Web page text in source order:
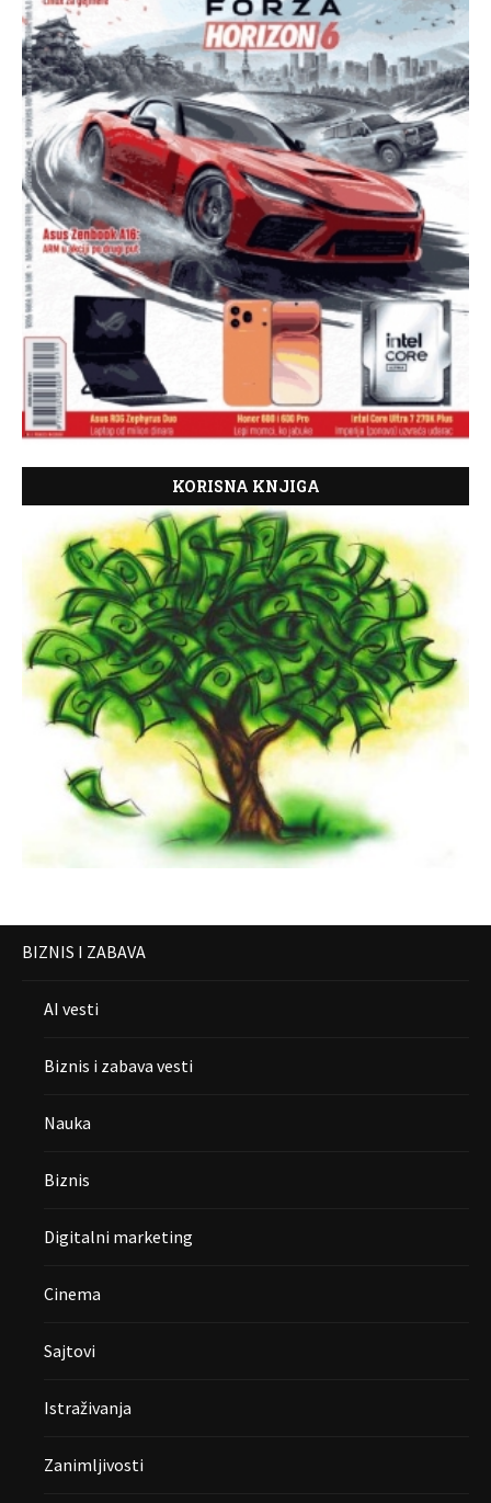
KORISNA KNJIGA
BIZNIS I ZABAVA
AI vesti
Biznis i zabava vesti
Nauka
Biznis
Digitalni marketing
Cinema
Sajtovi
Istraživanja
Zanimljivosti